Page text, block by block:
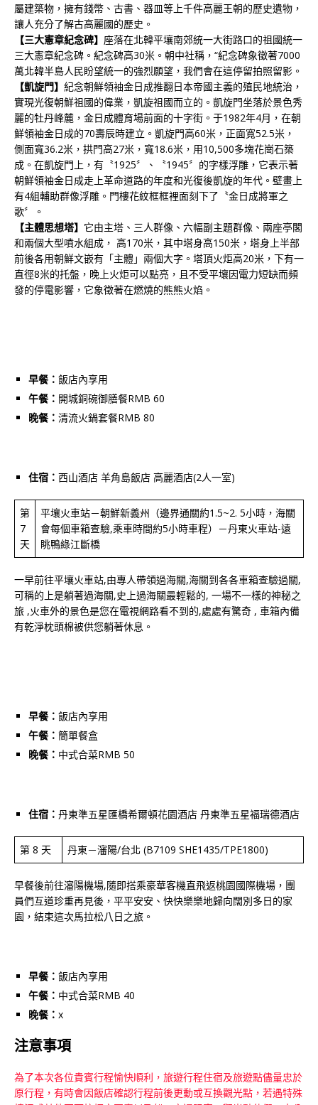
屬建築物，擁有錢幣、古書、器皿等上千件高麗王朝的歷史遺物，
讓人充分了解古高麗國的歷史。
【三大憲章紀念碑】 座落在北韓平壤南郊統一大街路口的祖國統一
三大憲章紀念碑。紀念碑高30米。朝中社稱，“紀念碑象徵著7000
萬北韓半島人民盼望統一的強烈願望，我們會在這停留拍照留影。
【凱旋門】 紀念朝鮮領袖金日成推翻日本帝國主義的殖民地統治，
實現光復朝鮮祖國的偉業，凱旋祖國而立的。凱旋門坐落於景色秀
麗的牡丹峰麓，金日成體育場前面的十字街。于1982年4月，在朝
鮮領袖金日成的70壽辰時建立。凱旋門高60米，正面寬52.5米，
側面寬36.2米，拱門高27米，寬18.6米，用10,500多塊花崗石築
成。在凱旋門上，有〝1925〞、〝1945〞的字樣浮雕，它表示著
朝鮮領袖金日成走上革命道路的年度和光復後凱旋的年代。壁畫上
有4組輔助群像浮雕。門樓花紋框框裡面刻下了〝金日成將軍之
歌〞。
【主體思想塔】 它由主塔、三人群像、六幅副主題群像、兩座亭閣
和兩個大型噴水組成， 高170米，其中塔身高150米，塔身上半部
前後各用朝鮮文嵌有「主體」兩個大字。塔頂火炬高20米，下有一
直徑8米的托盤，晚上火炬可以點亮，且不受平壤因電力短缺而頻
發的停電影響，它象徵著在燃燒的熊熊火焰。
早餐： 飯店內享用
午餐： 開城銅碗御膳餐RMB 60
晚餐： 清流火鍋套餐RMB 80
住宿： 西山酒店 羊角島飯店 高麗酒店(2人一室)
第
7
天
平壤火車站－朝鮮新義州（邊界通關約1.5~2. 5小時，海關
會每個車箱查驗,乘車時間約5小時車程）－丹東火車站-遠
眺鴨綠江斷橋
一早前往平壤火車站,由專人帶領過海關,海關到各各車箱查驗過關,
可稱的上是躺著過海關,史上過海關最輕鬆的, 一場不一樣的神秘之
旅 ,火車外的景色是您在電視網路看不到的,處處有驚奇 , 車箱內備
有乾淨枕頭棉被供您躺著休息。
早餐： 飯店內享用
午餐： 簡單餐盒
晚餐： 中式合菜RMB 50
住宿： 丹東準五星匯橋希爾頓花園酒店 丹東準五星福瑞德酒店
第 8 天 丹東－瀋陽/台北 (B7109 SHE1435/TPE1800)
早餐後前往瀋陽機場,隨即搭乘豪華客機直飛返桃園國際機場，團
員們互道珍重再見後，平平安安、快快樂樂地歸向闊別多日的家
園，結束這次馬拉松八日之旅。
早餐： 飯店內享用
午餐： 中式合菜RMB 40
晚餐： x
注意事項
為了本次各位貴賓行程愉快順利，旅遊行程住宿及旅遊點儘量忠於
原行程，有時會因飯店確認行程前後更動或互換觀光點，若遇特殊